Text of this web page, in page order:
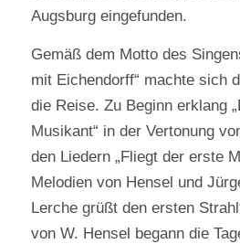
Augsburg eingefunden.
Gemäß dem Motto des
mit Eichendorff“ machte sich
die Reise. Zu Beginn erklang
Musikant“ in der Vertonung
den Liedern „Fliegt der erste
Melodien von Hensel und
Lerche grüßt den ersten
von W. Hensel begann die